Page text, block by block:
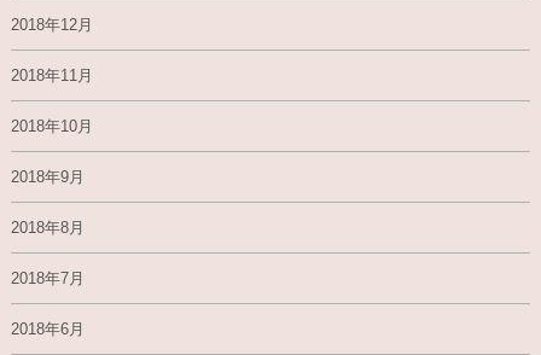
2018年12月
2018年11月
2018年10月
2018年9月
2018年8月
2018年7月
2018年6月